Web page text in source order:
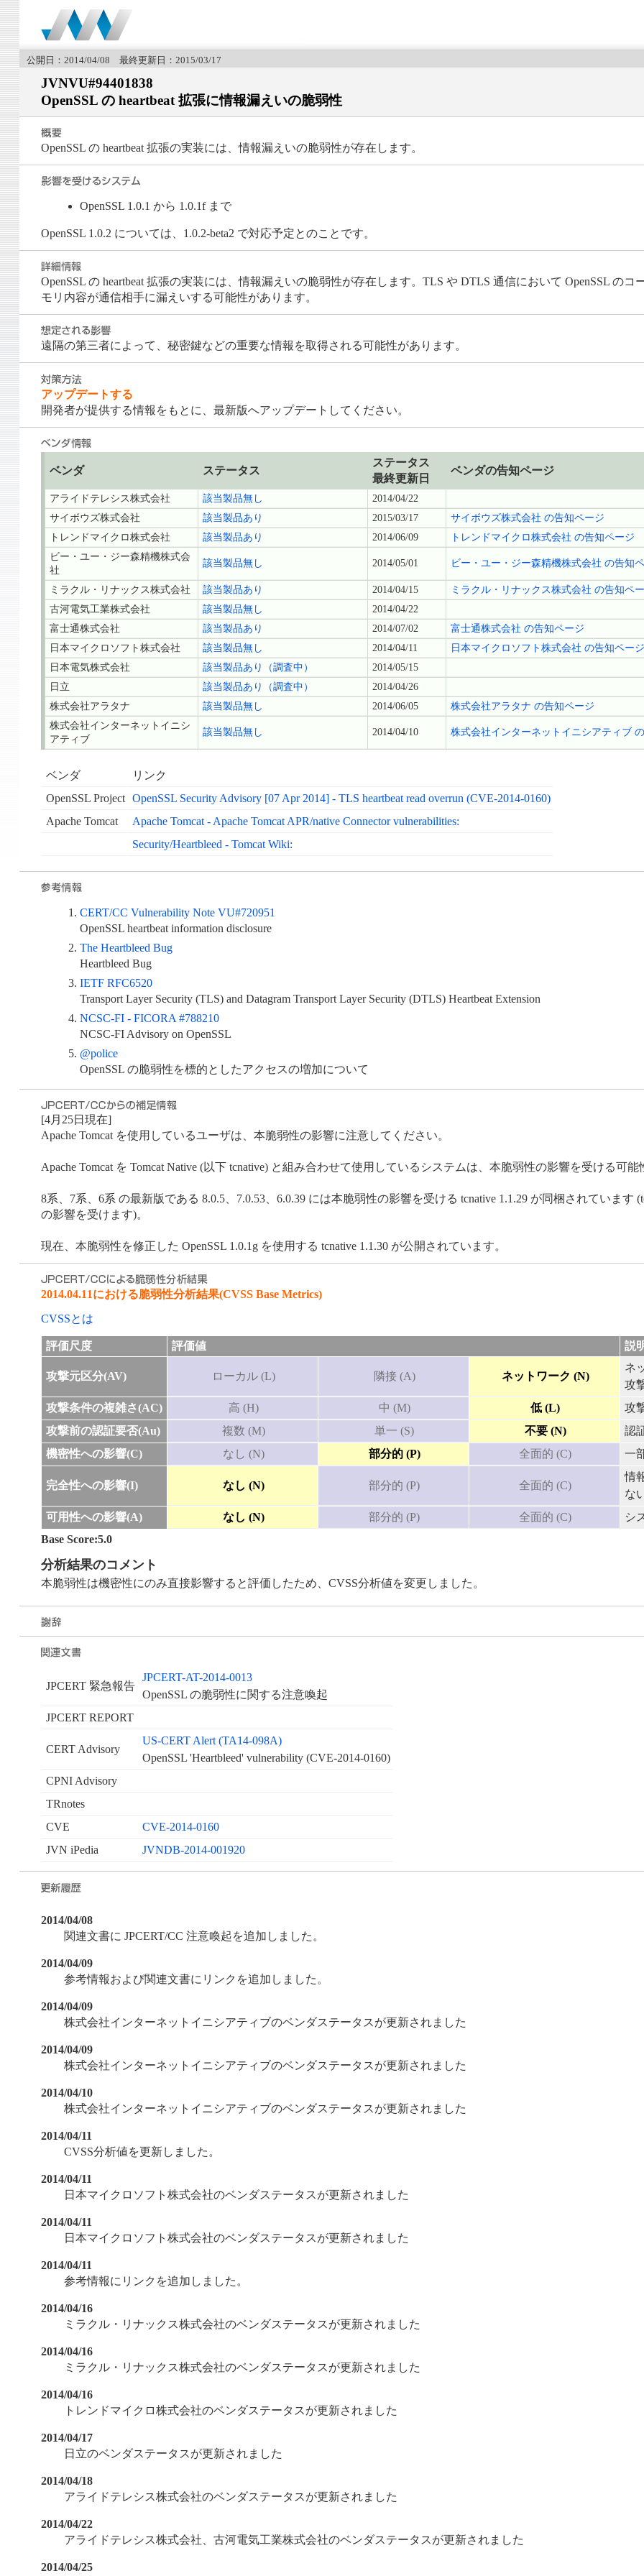
公開日：2014/04/08 最終更新日：2015/03/17
JVNVU#94401838
OpenSSL の heartbeat 拡張に情報漏えいの脆弱性
OpenSSL の heartbeat 拡張の実装には、情報漏えいの脆弱性が存在します。
OpenSSL 1.0.1 から 1.0.1f まで
OpenSSL 1.0.2 については、1.0.2-beta2 で対応予定とのことです。
OpenSSL の heartbeat 拡張の実装には、情報漏えいの脆弱性が存在します。TLS や DTLS 通信において OpenSSL の
モリ内容が通信相手に漏えいする可能性があります。
遠隔の第三者によって、秘密鍵などの重要な情報を取得される可能性があります。
アップデートする
開発者が提供する情報をもとに、最新版へアップデートしてください。
ベンダ ステータス
ステータス
最終更新日
ベンダの告知ページ
アライドテレシス株式会社 該当製品無し
2014/04/22
サイボウズ株式会社
該当製品あり 2015/03/17
サイボウズ株式会社 の告知ページ
トレンドマイクロ株式会社
該当製品あり 2014/06/09
トレンドマイクロ株式会社 の告知ページ
ビー・ユー・ジー森精機株式会
社
該当製品無し 2014/05/01 ビー・ユー・ジー森精機株式会社 の告知
ミラクル・リナックス株式会社 該当製品あり 2014/04/15
ミラクル・リナックス株式会社 の告知ペ
古河電気工業株式会社
該当製品無し
2014/04/22
富士通株式会社
該当製品あり 2014/07/02
富士通株式会社 の告知ページ
日本マイクロソフト株式会社
該当製品無し 2014/04/11
日本マイクロソフト株式会社 の告知ページ
日本電気株式会社
該当製品あり（調査中）
2014/05/15
日立
該当製品あり（調査中）
2014/04/26
株式会社アラタナ
該当製品無し 2014/06/05
株式会社アラタナ の告知ページ
株式会社インターネットイニシ
アティブ
該当製品無し 2014/04/10 株式会社インターネットイニシアティブ
ベンダ
リンク
OpenSSL Project OpenSSL Security Advisory [07 Apr 2014] - TLS heartbeat read overrun (CVE-2014-0160)
Apache Tomcat
Apache Tomcat - Apache Tomcat APR/native Connector vulnerabilities:
Security/Heartbleed - Tomcat Wiki:
CERT/CC Vulnerability Note VU#720951
OpenSSL heartbeat information disclosure
The Heartbleed Bug
Heartbleed Bug
IETF RFC6520
Transport Layer Security (TLS) and Datagram Transport Layer Security (DTLS) Heartbeat Extension
NCSC-FI - FICORA #788210
NCSC-FI Advisory on OpenSSL
@police
OpenSSL の脆弱性を標的としたアクセスの増加について
[4月25日現在]
Apache Tomcat を使用しているユーザは、本脆弱性の影響に注意してください。
Apache Tomcat を Tomcat Native (以下 tcnative) と組み合わせて使用しているシステムは、本脆弱性の影響を受ける可能
8系、7系、6系 の最新版である 8.0.5、7.0.53、6.0.39 には本脆弱性の影響を受ける tcnative 1.1.29 が同梱されています
の影響を受けます)。
現在、本脆弱性を修正した OpenSSL 1.0.1g を使用する tcnative 1.1.30 が公開されています。
2014.04.11における脆弱性分析結果(CVSS Base Metrics)
CVSSとは
評価尺度 評価値 説
攻撃元区分(AV) ローカル (L) 隣接 (A) ネットワーク (N)
ネ
攻
攻撃条件の複雑さ(AC)
高 (H) 中 (M) 低 (L)
攻
攻撃前の認証要否(Au)
複数 (M) 単一 (S) 不要 (N)
認
機密性への影響(C)
なし (N) 部分的 (P) 全面的 (C) 一
完全性への影響(I) なし (N) 部分的 (P) 全面的 (C)
情
な
可用性への影響(A)
なし (N) 部分的 (P) 全面的 (C)
シ
Base Score:5.0
分析結果のコメント
本脆弱性は機密性にのみ直接影響すると評価したため、CVSS分析値を変更しました。
JPCERT 緊急報告
JPCERT-AT-2014-0013
OpenSSL の脆弱性に関する注意喚起
JPCERT REPORT
CERT Advisory
US-CERT Alert (TA14-098A)
OpenSSL 'Heartbleed' vulnerability (CVE-2014-0160)
CPNI Advisory
TRnotes
CVE
CVE-2014-0160
JVN iPedia
JVNDB-2014-001920
2014/04/08
関連文書に JPCERT/CC 注意喚起を追加しました。
2014/04/09
参考情報および関連文書にリンクを追加しました。
2014/04/09
株式会社インターネットイニシアティブのベンダステータスが更新されました
2014/04/09
株式会社インターネットイニシアティブのベンダステータスが更新されました
2014/04/10
株式会社インターネットイニシアティブのベンダステータスが更新されました
2014/04/11
CVSS分析値を更新しました。
2014/04/11
日本マイクロソフト株式会社のベンダステータスが更新されました
2014/04/11
日本マイクロソフト株式会社のベンダステータスが更新されました
2014/04/11
参考情報にリンクを追加しました。
2014/04/16
ミラクル・リナックス株式会社のベンダステータスが更新されました
2014/04/16
ミラクル・リナックス株式会社のベンダステータスが更新されました
2014/04/16
トレンドマイクロ株式会社のベンダステータスが更新されました
2014/04/17
日立のベンダステータスが更新されました
2014/04/18
アライドテレシス株式会社のベンダステータスが更新されました
2014/04/22
アライドテレシス株式会社、古河電気工業株式会社のベンダステータスが更新されました
2014/04/25